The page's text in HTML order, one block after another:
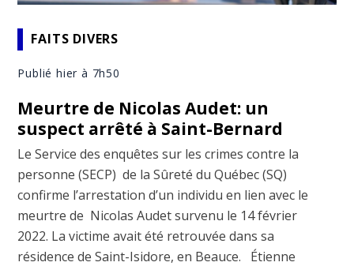
FAITS DIVERS
Publié hier à 7h50
Meurtre de Nicolas Audet: un
suspect arrêté à Saint-Bernard
Le Service des enquêtes sur les crimes contre la
personne (SECP) de la Sûreté du Québec (SQ)
confirme l’arrestation d’un individu en lien avec le
meurtre de Nicolas Audet survenu le 14 février
2022. La victime avait été retrouvée dans sa
résidence de Saint-Isidore, en Beauce. Étienne